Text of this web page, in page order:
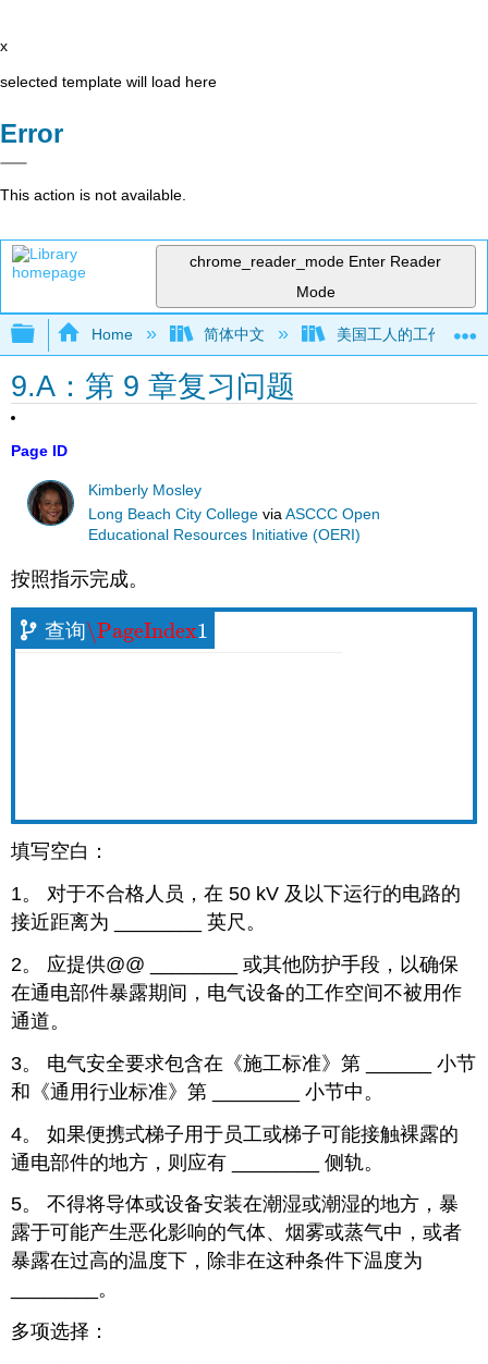
x
selected template will load here
Error
This action is not available.
chrome_reader_mode Enter Reader
Mode
Expand/collapse global hierarchy
Home 简体中文 美国工人的工作场所
9.A：第 9 章复习问题
Page ID
Kimberly Mosley
Long Beach City College viaASCCC Open
Educational Resources Initiative (OERI)
按照指示完成。
查询\PageIndex1
\PageIndex1
填写空白：
1。 对于不合格人员，在 50 kV 及以下运行的电路的
接近距离为
英尺。
2。 应提供@@
或其他防护手段，以确保
在通电部件暴露期间，电气设备的工作空间不被用作
通道。
3。 电气安全要求包含在《施工标准》第
小节
和《通用行业标准》第
小节中。
4。 如果便携式梯子用于员工或梯子可能接触裸露的
通电部件的地方，则应有
侧轨。
5。 不得将导体或设备安装在潮湿或潮湿的地方，暴
露于可能产生恶化影响的气体、烟雾或蒸气中，或者
暴露在过高的温度下，除非在这种条件下温度为
。
多项选择：